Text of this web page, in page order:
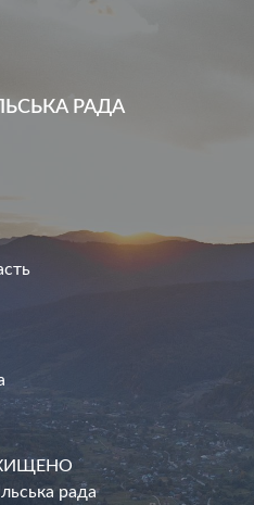
РАДА
рада